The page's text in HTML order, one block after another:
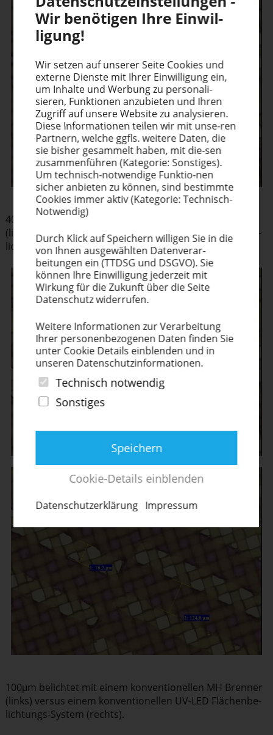
40μm belichtet mit einem konven­tio­nellen MH Brenner
(links) versus einem konven­tio­nellen UV-LED Flächen­be­
lich­tungs-System (rechts).
100μm belichtet mit einem konven­tio­nellen MH Brenner
(links) versus einem konven­tio­nellen UV-LED Flächen­be­
lich­tungs-System (rechts).
Wir benötigen Ihre Einwil­
ligung!
Wir setzen auf unserer Seite Cookies und
externe Dienste mit Ihrer Einwil­ligung ein,
um Inhalte und Werbung zu perso­na­li­
sieren, Funktionen anzubieten und Ihren
Zugriff auf unsere Website zu analysieren.
Diese Infor­ma­tionen teilen wir mit unse-ren
Partnern, welche ggfls. weitere Daten, die
sie bisher gesammelt haben, mit die-sen
zusam­men­führen (Kategorie: Sonstiges).
Um technisch-notwendige Funktio-nen
sicher anbieten zu können, sind bestimmte
Cookies immer aktiv (Kategorie: Technisch-
Notwendig)
Durch Klick auf Speichern willigen Sie in die
von Ihnen ausge­wählten Datenverar-
beitungen ein (TTDSG und DSGVO). Sie
können Ihre Einwil­ligung jederzeit mit
Wirkung für die Zukunft über die Seite
Datenschutz widerrufen.
Weitere Infor­ma­tionen zur Verar­beitung
Ihrer perso­nen­be­zo­genen Daten finden Sie
unter Cookie Details einblenden und in
unseren Daten­schutz­in­for­ma­tionen.
Technisch notwendig
Sonstiges
Speichern
Cookie-Details einblenden
Daten­schut­z­er­klärung Impressum